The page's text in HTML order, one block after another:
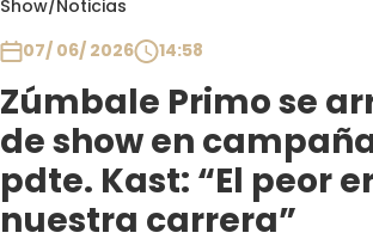
Show/Noticias
07/ 06/ 2026
14:58
Zúmbale Primo se
de show en
pdte. Kast: “El peor
nuestra carrera”
Club De La Comedia
Contigo en Directo
Plan Perfecto
El Tiempo
Sabingo
Todos Los Programas